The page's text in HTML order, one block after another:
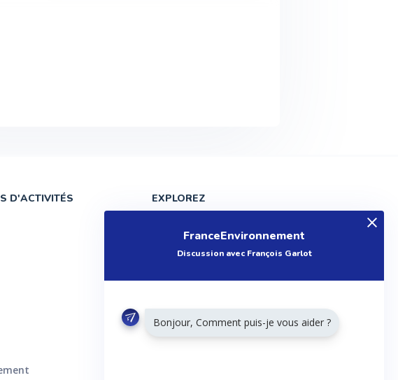
D'ACTIVITÉS
EXPLOREZ
Entreprises
Tutoriels
Articles
FranceEnvironnement
Discussion avec François Garlot
Bonjour, Comment puis-je vous aider ?